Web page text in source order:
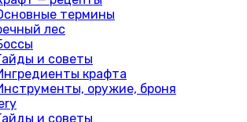
термины
лес
и советы
крафта
оружие, броня
и советы